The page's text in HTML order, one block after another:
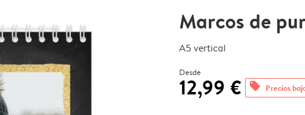
Marcos de
A5 vertical
Desde
12,99 € offers Precios